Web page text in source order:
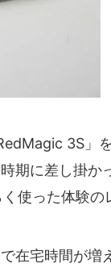
3S」
期に差し掛か
使った体験の
在宅時間が増